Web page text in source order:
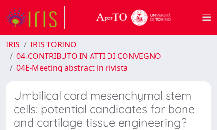
IRIS
IRIS TORINO
04-CONTRIBUTO IN ATTI DI CONVEGNO
04E-Meeting abstract in rivista
Umbilical cord mesenchymal stem
cells: potential candidates for bone
and cartilage tissue engineering?